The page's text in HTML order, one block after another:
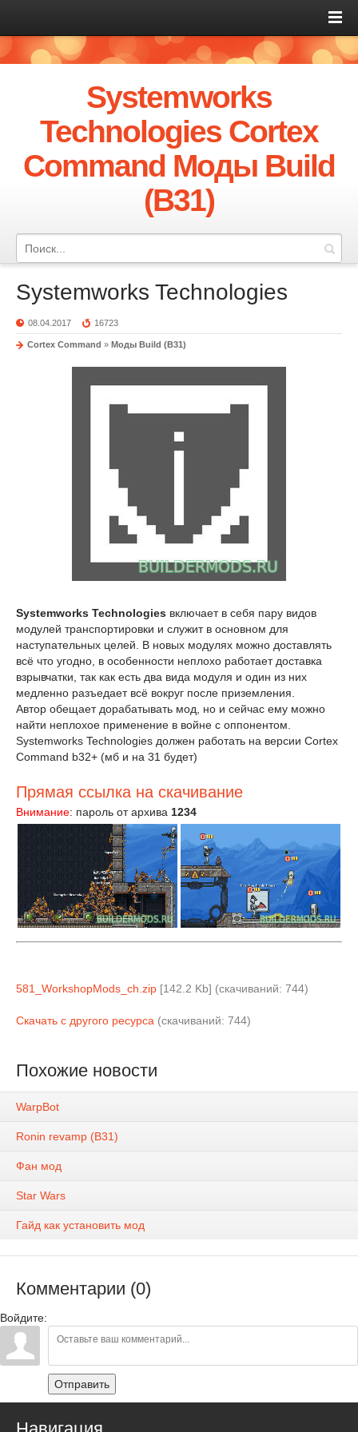
Systemworks
Technologies Cortex
Command Моды Build
(B31)
Systemworks Technologies
08.04.2017 16723
Cortex Command » Моды Build (B31)
Systemworks Technologies включает в себя пару видов
модулей транспортировки и служит в основном для
наступательных целей. В новых модулях можно доставлять
всё что угодно, в особенности неплохо работает доставка
взрывчатки, так как есть два вида модуля и один из них
медленно разъедает всё вокруг после приземления.
Автор обещает дорабатывать мод, но и сейчас ему можно
найти неплохое применение в войне с оппонентом.
Systemworks Technologies должен работать на версии Cortex
Command b32+ (мб и на 31 будет)
Прямая ссылка на скачивание
Внимание: пароль от архива 1234
581_WorkshopMods_ch.zip [142.2 Kb] (cкачиваний: 744)
Скачать с другого ресурса (cкачиваний: 744)
Похожие новости
WarpBot
Ronin revamp (B31)
Фан мод
Star Wars
Гайд как установить мод
Комментарии (0)
Войдите:
Отправить